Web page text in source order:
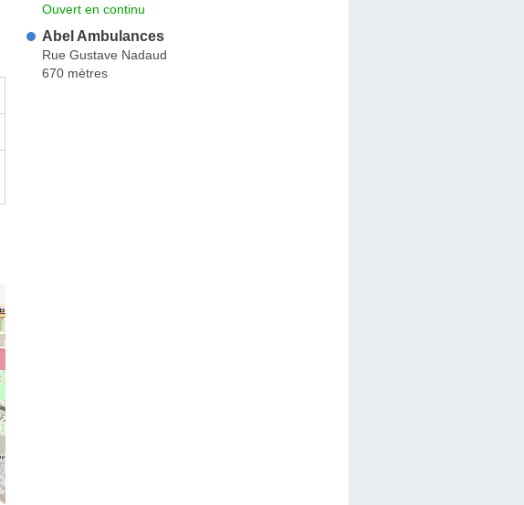
Ouvert en continu
Abel Ambulances
Rue Gustave Nadaud
670 mètres